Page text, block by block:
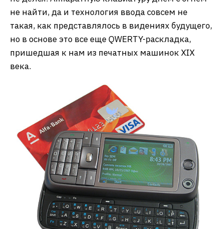
не найти, да и технология ввода совсем не
такая, как представлялось в видениях будущего,
но в основе это все еще QWERTY-раскладка,
пришедшая к нам из печатных машинок XIX
века.